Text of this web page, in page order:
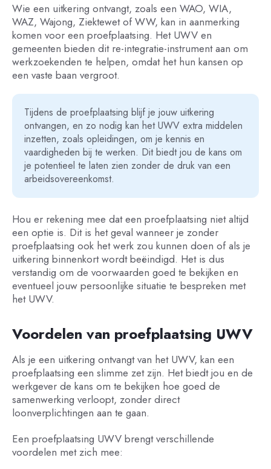
Wie een uitkering ontvangt, zoals een WAO, WIA,
WAZ, Wajong, Ziektewet of WW, kan in aanmerking
komen voor een proefplaatsing. Het UWV en
gemeenten bieden dit re-integratie-instrument aan om
werkzoekenden te helpen, omdat het hun kansen op
een vaste baan vergroot.
Tijdens de proefplaatsing blijf je jouw uitkering
ontvangen, en zo nodig kan het UWV extra middelen
inzetten, zoals opleidingen, om je kennis en
vaardigheden bij te werken. Dit biedt jou de kans om
je potentieel te laten zien zonder de druk van een
arbeidsovereenkomst.
Hou er rekening mee dat een proefplaatsing niet altijd
een optie is. Dit is het geval wanneer je zonder
proefplaatsing ook het werk zou kunnen doen of als je
uitkering binnenkort wordt beëindigd. Het is dus
verstandig om de voorwaarden goed te bekijken en
eventueel jouw persoonlijke situatie te bespreken met
het UWV.
Voordelen van proefplaatsing UWV
Als je een uitkering ontvangt van het UWV, kan een
proefplaatsing een slimme zet zijn. Het biedt jou en de
werkgever de kans om te bekijken hoe goed de
samenwerking verloopt, zonder direct
loonverplichtingen aan te gaan.
Een proefplaatsing UWV brengt verschillende
voordelen met zich mee: